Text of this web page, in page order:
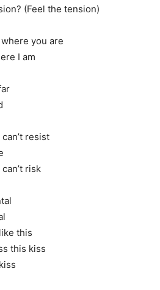
(Feel the tension)
you are
I am
resist
risk
this
this kiss